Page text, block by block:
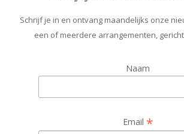
Schrijf je in en ontvang maandelijks onze
een of meerdere arrangementen,
Naam
Email *